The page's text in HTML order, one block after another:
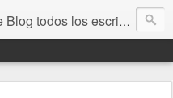
radicado en la Argentina. Todo lo que aqui figura ha salido de una mente perversa y alocada por lo que se recomienda precaución en la lectura, debido a que estos escritos pueden ser ofensivos y/o dañinos para la salud mental de cualquiera, sin distinción de credos, sexo, razas y/o maneras.